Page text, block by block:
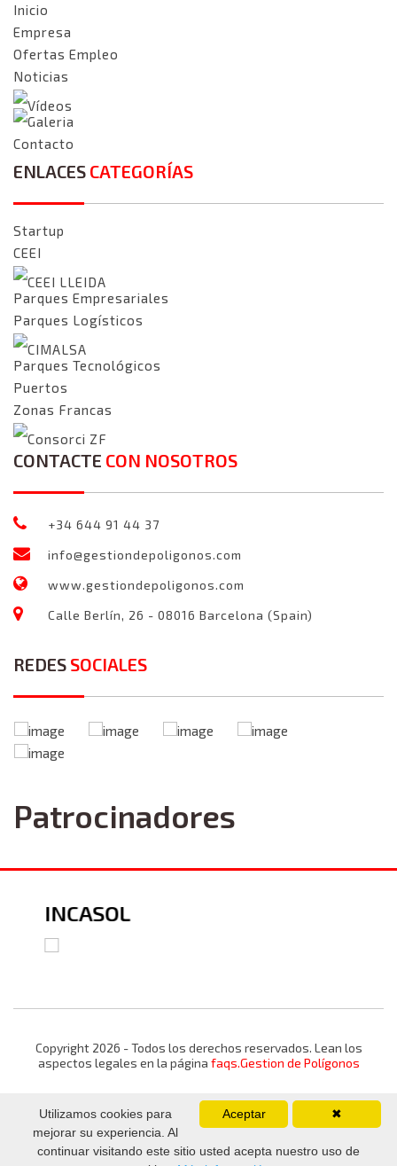
Inicio
Empresa
Ofertas Empleo
Noticias
Vídeos
Galeria
Contacto
ENLACES CATEGORÍAS
Startup
CEEI
CEEI LLEIDA
Parques Empresariales
Parques Logísticos
CIMALSA
Parques Tecnológicos
Puertos
Zonas Francas
Consorci ZF
CONTACTE CON NOSOTROS
+34 644 91 44 37
info@gestiondepoligonos.com
www.gestiondepoligonos.com
Calle Berlín, 26 - 08016 Barcelona (Spain)
REDES SOCIALES
Patrocinadores
INCASOL
Copyright 2026 - Todos los derechos reservados. Lean los
aspectos legales en la página faqs.Gestion de Polígonos
✖
Aceptar
Utilizamos cookies para
mejorar su experiencia. Al
continuar visitando este sitio usted acepta nuestro uso de